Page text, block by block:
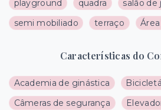
playground
quadra
salão de
semi mobiliado
terraço
Características do
Academia de ginástica
Câmeras de segurança